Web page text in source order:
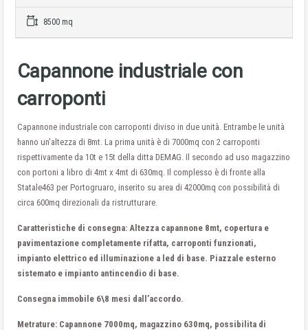
8500 mq
Capannone industriale con
carroponti
Capannone industriale con carroponti diviso in due unità. Entrambe le unità
hanno un’altezza di 8mt. La prima unità è di 7000mq con 2 carroponti
rispettivamente da 10t e 15t della ditta DEMAG. Il secondo ad uso magazzino
con portoni a libro di 4mt x 4mt di 630mq. Il complesso è di fronte alla
Statale463 per Portogruaro, inserito su area di 42000mq con possibilità di
circa 600mq direzionali da ristrutturare.
Caratteristiche di consegna: Altezza capannone 8mt, copertura e
pavimentazione completamente rifatta, carroponti funzionati,
impianto elettrico ed illuminazione a led di base. Piazzale esterno
sistemato e impianto antincendio di base.
Consegna immobile 6\8 mesi dall’accordo.
Metrature: Capannone 7000mq, magazzino 630mq, possibilita di